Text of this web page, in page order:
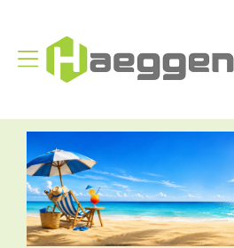
Affichage navigation